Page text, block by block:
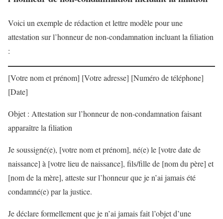
Voici un exemple de rédaction et lettre modèle pour une
attestation sur l’honneur de non-condamnation incluant la filiation
:
[Votre nom et prénom] [Votre adresse] [Numéro de téléphone]
[Date]
Objet : Attestation sur l’honneur de non-condamnation faisant
apparaître la filiation
Je soussigné(e), [votre nom et prénom], né(e) le [votre date de
naissance] à [votre lieu de naissance], fils/fille de [nom du père] et
[nom de la mère], atteste sur l’honneur que je n’ai jamais été
condamné(e) par la justice.
Je déclare formellement que je n’ai jamais fait l’objet d’une